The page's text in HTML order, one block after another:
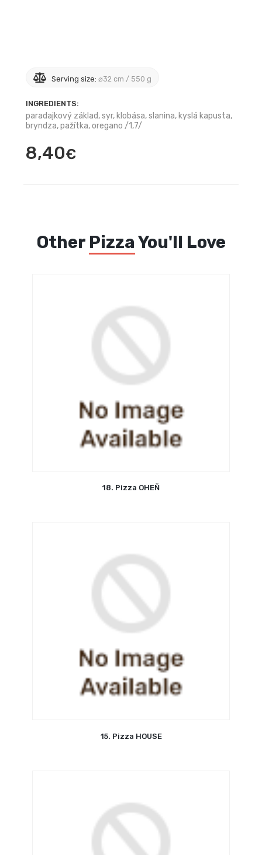
Serving size: ⌀32 cm / 550 g
INGREDIENTS:
paradajkový základ, syr, klobása, slanina, kyslá kapusta,
bryndza, pažítka, oregano /1,7/
8,40€
Other Pizza You'll Love
18. Pizza OHEŇ
15. Pizza HOUSE